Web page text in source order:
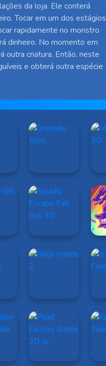
da loja. Ele conterá
Tocar em um dos estágios
rapidamente no monstro
dinheiro. No momento em
outra criatura. Então, neste
e obterá outra espécie